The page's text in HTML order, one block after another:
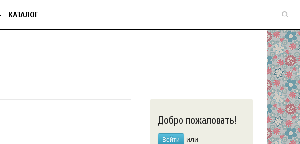
КАТАЛОГ
Добро пожаловать!
Войти
или